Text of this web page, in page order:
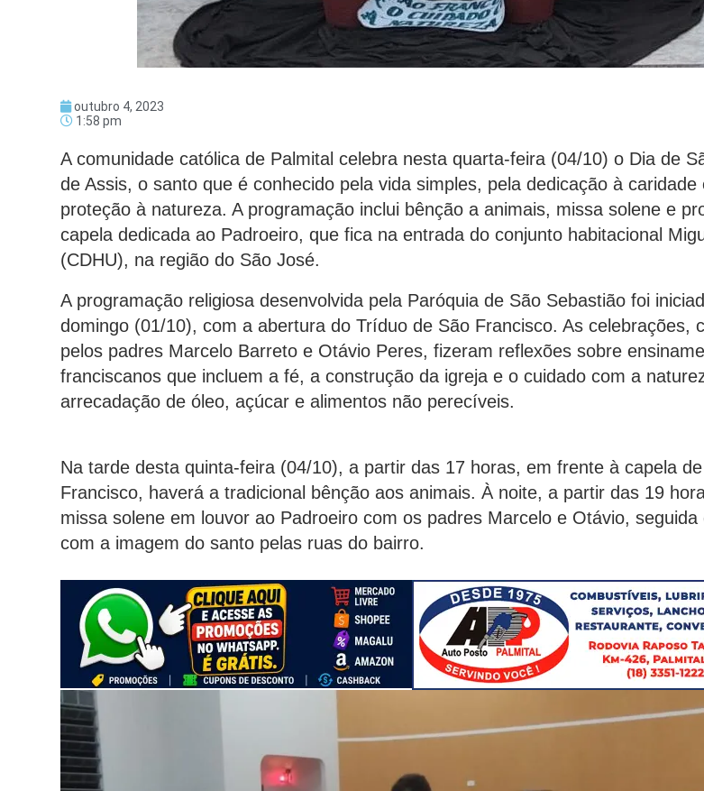
outubro 4, 2023
1:58 pm
A comunidade católica de Palmital celebra nesta quarta-feira (04/10) o Dia de
de Assis, o santo que é conhecido pela vida simples, pela dedicação à caridade
proteção à natureza. A programação inclui bênção a animais, missa solene e
capela dedicada ao Padroeiro, que fica na entrada do conjunto habitacional
(CDHU), na região do São José.
A programação religiosa desenvolvida pela Paróquia de São Sebastião foi
domingo (01/10), com a abertura do Tríduo de São Francisco. As celebrações,
pelos padres Marcelo Barreto e Otávio Peres, fizeram reflexões sobre
franciscanos que incluem a fé, a construção da igreja e o cuidado com a
arrecadação de óleo, açúcar e alimentos não perecíveis.
Na tarde desta quinta-feira (04/10), a partir das 17 horas, em frente à capela
Francisco, haverá a tradicional bênção aos animais. À noite, a partir das 19
missa solene em louvor ao Padroeiro com os padres Marcelo e Otávio, seguida
com a imagem do santo pelas ruas do bairro.